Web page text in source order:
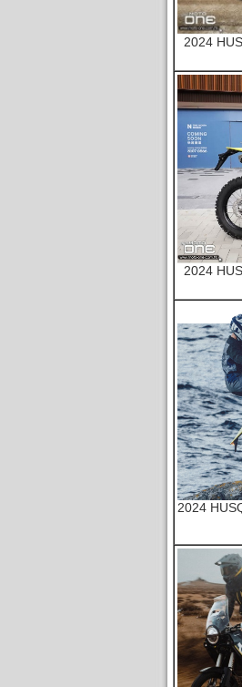
2024
2024
2024